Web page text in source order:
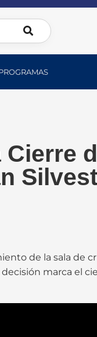
de la sala de
marca el